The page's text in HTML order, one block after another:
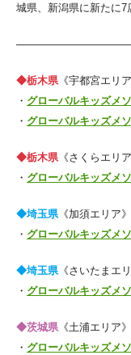
城県、新潟県に新たに7
◆栃木県《宇都宮エリア
・ グローバルキッズメ
・ グローバルキッズメ
◆栃木県《さくらエリア
・ グローバルキッズメ
◆埼玉県《加須エリア》
・ グローバルキッズメ
◆埼玉県《さいたまエリ
・ グローバルキッズメ
◆茨城県 《土浦エリア》
・ グローバルキッズメ